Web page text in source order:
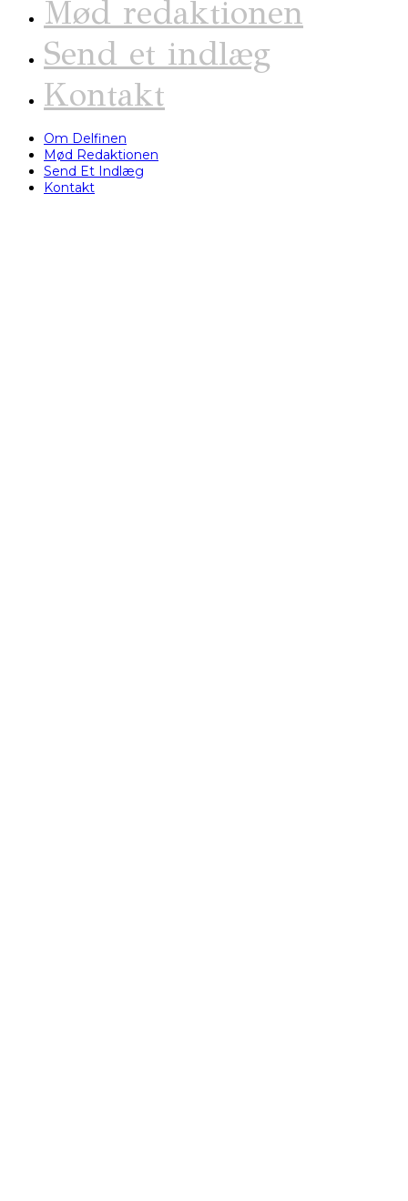
Mød redaktionen
Send et indlæg
Kontakt
Om Delfinen
Mød Redaktionen
Send Et Indlæg
Kontakt